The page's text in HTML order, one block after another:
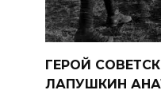
ГЕРОЙ
ЛАПУШКИН